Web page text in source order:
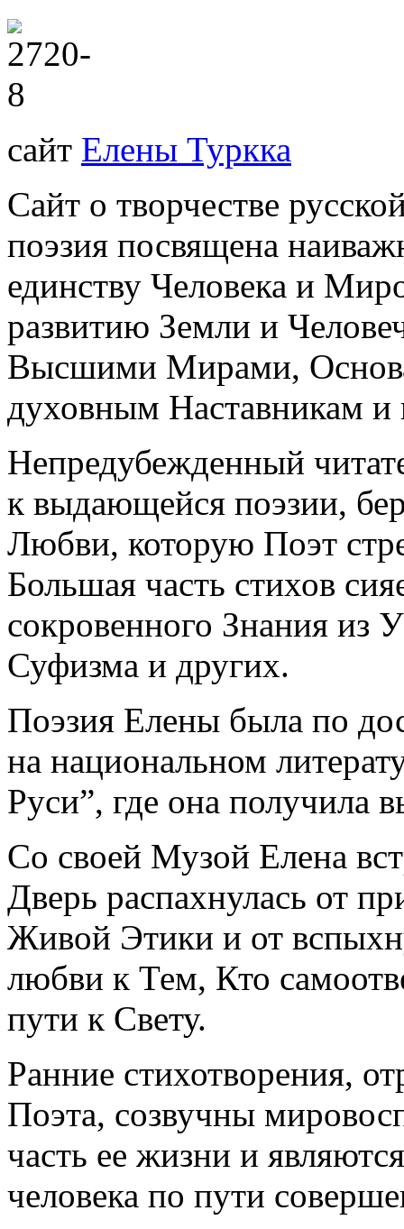
сайт Елены Туркка
Сайт о творчестве
поэзия посвящена
единству Человека и
развитию Земли и
Высшими Мирами,
духовным Наставникам и
Непредубежденный
к выдающейся поэзии,
Любви, которую Поэт
Большая часть стихов
сокровенного Знания из
Суфизма и других.
Поэзия Елены была по
на национальном
Руси”, где она получила
Со своей Музой Елена
Дверь распахнулась от
Живой Этики и от
любви к Тем, Кто
пути к Свету.
Ранние стихотворения,
Поэта, созвучны
часть ее жизни и
человека по пути